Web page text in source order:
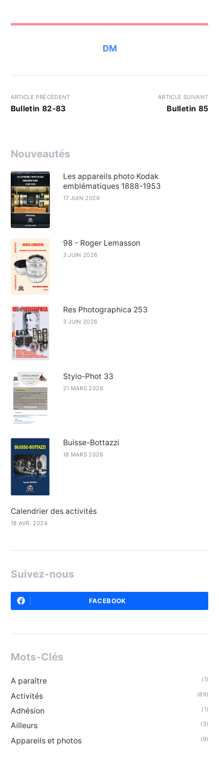
DM
ARTICLE PRÉCÉDENT
Bulletin 82-83
ARTICLE SUIVANT
Bulletin 85
Nouveautés
Les appareils photo Kodak
emblématiques 1888-1953
17 JUIN 2026
98 - Roger Lemasson
3 JUIN 2026
Res Photographica 253
3 JUIN 2026
Stylo-Phot 33
21 MARS 2026
Buisse-Bottazzi
18 MARS 2026
Calendrier des activités
18 AVR. 2024
Suivez-nous
FACEBOOK
Mots-Clés
A paraître (1)
Activités (89)
Adhésion (1)
Ailleurs (3)
Appareils et photos (9)